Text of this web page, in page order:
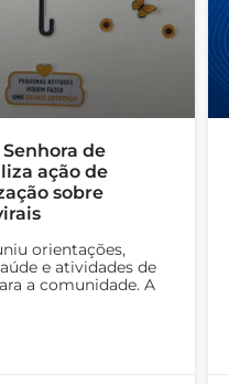
Senhora de
ação de
sobre
orientações,
e atividades de
a comunidade. A